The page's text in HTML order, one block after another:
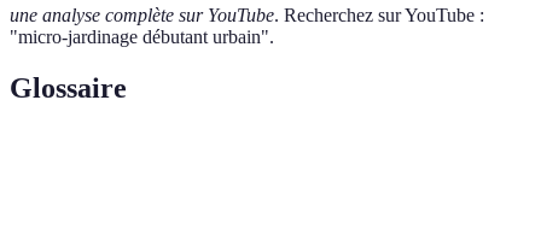
une analyse complète sur YouTube. Recherchez sur YouTube :
"micro-jardinage débutant urbain".
Glossaire